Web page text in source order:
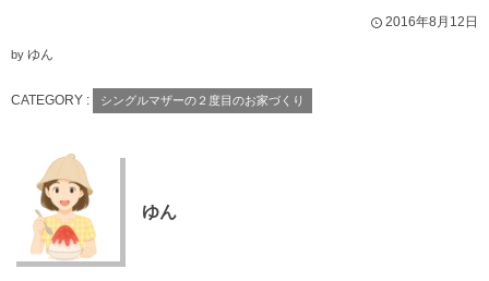
2016年8月12日
by ゆん
CATEGORY : シングルマザーの２度目のお家づくり
ゆん